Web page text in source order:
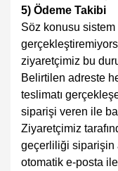
5) Ödeme Takibi
Söz konusu
ziyaretçimiz bu
Belirtilen adreste
teslimatı
siparişi veren ile
Ziyaretçimiz
geçerliliği siparişin
otomatik e-posta